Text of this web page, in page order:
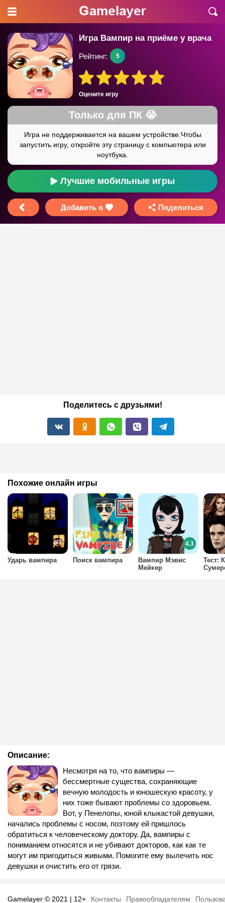
Игра Вампир на приёме у врача
Оцените игру
Рейтинг: 5
Лучшие мобильные игры
Добавить в Поделиться
Поделитесь с друзьями!
Описание:
Несмотря на то, что вампиры —
бессмертные существа, сохраняющие
вечную молодость и юношескую красоту, у
них тоже бывают проблемы со здоровьем.
Вот, у Пенелопы, юной клыкастой девушки,
начались проблемы с носом, поэтому ей пришлось
обратиться к человеческому доктору. Да, вампиры с
пониманием относятся и не убивают докторов, как как те
могут им пригодиться живыми. Помогите ему вылечить нос
девушки и очистить его от грязи.
Похожие онлайн игры
Ударь вампира Поиск вампира
Вампир Мэвис
Мейкер
4.3
Тест:
Gamelayer © 2021 | 12+ Контакты Правообладателям